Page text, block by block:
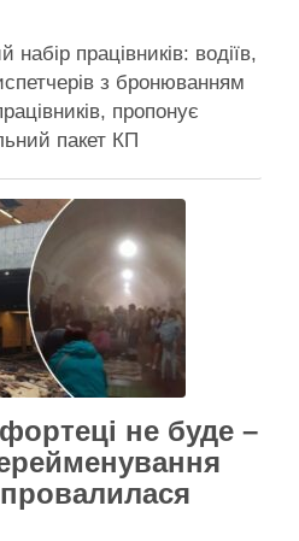
працівників: водіїв,
з бронюванням
пропонує
пакет КП
– підприємству
тролейбусів і трамваїв,
автовишки,
диспетчерів. На тлі
фортеці не буде –